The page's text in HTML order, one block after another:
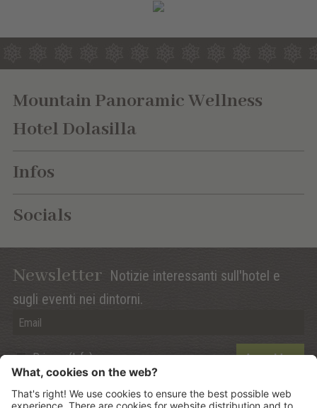
Mountain Panoramic Wellness
Hotel Dolasilla
Infos
Socials
Newsletter Notizie interessanti sull'hotel e
sugli eventi nei dintorni.
Anmelden
Privacy (Info)